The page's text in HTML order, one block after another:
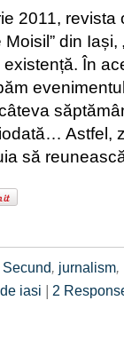
2011, revista
din Iași,
În
Astfel,
să
, jurnalism,
iasi | 2